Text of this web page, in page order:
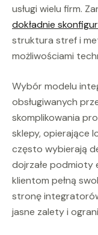
usługi wielu firm.
dokładnie
struktura stref i
możliwościami
Wybór modelu
obsługiwanych
skomplikowania
sklepy, opierające
często wybierają
dojrzałe
klientom pełną
stronę
jasne zalety i